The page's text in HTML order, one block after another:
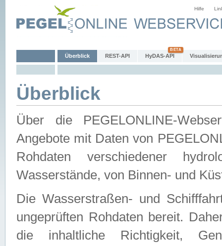
Hilfe
Überblick REST-API HyDAS-API
Überblick
Über die PEGELONLINE-
Angebote mit Daten von
Rohdaten verschiedener
Wasserstände, von Binnen- und
Die Wasserstraßen- und
ungeprüften Rohdaten bereit.
die inhaltliche Richtigkeit,